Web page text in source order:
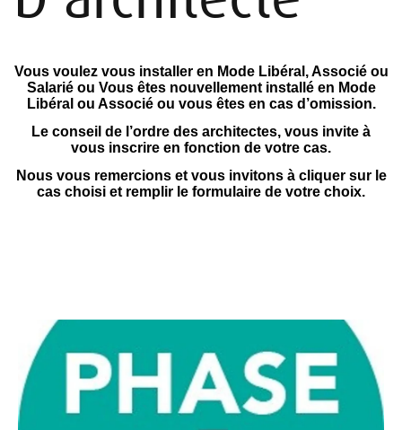
Vous voulez vous installer en Mode Libéral, Associé ou
Salarié ou Vous êtes nouvellement installé en Mode
Libéral ou Associé ou vous êtes en cas d’omission.
Le conseil de l’ordre des architectes, vous invite à
vous inscrire en fonction de votre cas.
Nous vous remercions et vous invitons à cliquer sur le
cas choisi et remplir le formulaire de votre choix.